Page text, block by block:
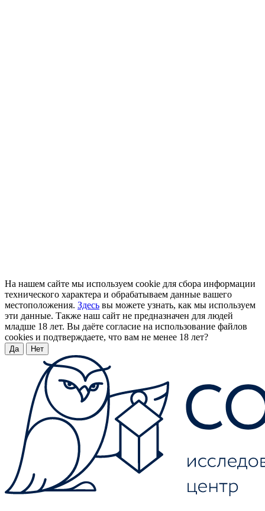
На нашем сайте мы используем cookie для сбора информации
технического характера и обрабатываем данные вашего
местоположения. Здесь вы можете узнать, как мы используем
эти данные. Также наш сайт не предназначен для людей
младше 18 лет. Вы даёте согласие на использование файлов
cookies и подтверждаете, что вам не менее 18 лет?
Да Нет